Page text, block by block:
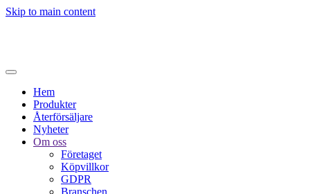
Skip to main content
Hem
Produkter
Återförsäljare
Nyheter
Om oss
Företaget
Köpvillkor
GDPR
Branschen